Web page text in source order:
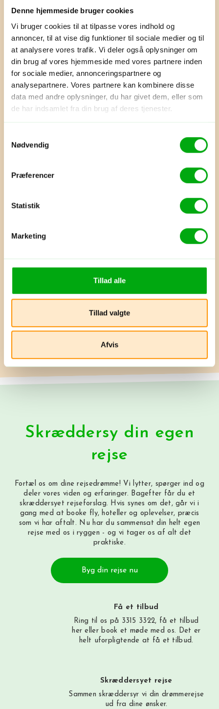
Denne hjemmeside bruger cookies
Vi bruger cookies til at tilpasse vores indhold og
annoncer, til at vise dig funktioner til sociale medier og til
at analysere vores trafik. Vi deler også oplysninger om
din brug af vores hjemmeside med vores partnere inden
for sociale medier, annonceringspartnere og
analysepartnere. Vores partnere kan kombinere disse
data med andre oplysninger, du har givet dem, eller som
de har indsamlet fra din brug af deres tjenester.
Nødvendig
Præferencer
Statistik
Marketing
Tillad alle
Tillad valgte
Afvis
Skræddersyet
Vi skræddersyr din rejse præcis
efter dine ønsker
Ansvar
Vi planter 17 mangrover pr. rejse. I
deres levetid absorberer de CO2
Du kan altid komme i kontakt med
os – både før, under og efter
Vi inkluderer og arrangerer alle fly,
Tryghed
Rejsegarantifonden og
Pakkerejseloven
Skræddersy din egen
rejse
Fortæl os om dine rejsedrømme! Vi lytter, spørger ind og
deler vores viden og erfaringer. Bagefter får du et
skræddersyet rejseforslag. Hvis synes om det, går vi i
gang med at booke fly, hoteller og oplevelser, præcis
som vi har aftalt. Nu har du sammensat din helt egen
rejse med os i ryggen - og vi tager os af alt det
praktiske.
Byg din rejse nu
Få et tilbud
Ring til os på 3315 3322, få et tilbud
her eller book et møde med os. Det er
helt uforpligtende at få et tilbud.
Skræddersyet rejse
Sammen skræddersyr vi din drømmerejse
ud fra dine ønsker.